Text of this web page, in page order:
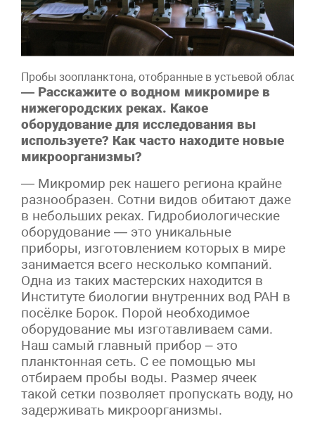
Пробы зоопланктона, отобранные в устьевой
— Расскажите о водном микромире в
нижегородских реках. Какое
оборудование для исследования вы
используете? Как часто находите новые
микроорганизмы?
— Микромир рек нашего региона крайне
разнообразен. Сотни видов обитают даже
в небольших реках. Гидробиологические
оборудование — это уникальные
приборы, изготовлением которых в мире
занимается всего несколько компаний.
Одна из таких мастерских находится в
Институте биологии внутренних вод РАН в
посёлке Борок. Порой необходимое
оборудование мы изготавливаем сами.
Наш самый главный прибор – это
планктонная сеть. С ее помощью мы
отбираем пробы воды. Размер ячеек
такой сетки позволяет пропускать воду, но
задерживать микроорганизмы.